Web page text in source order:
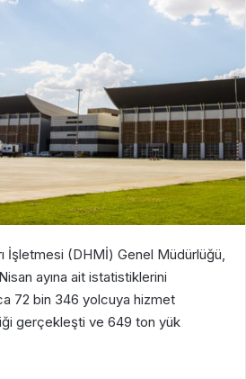
İşletmesi (DHMİ) Genel Müdürlüğü,
ayına ait istatistiklerini
72 bin 346 yolcuya hizmet
gerçekleşti ve 649 ton yük